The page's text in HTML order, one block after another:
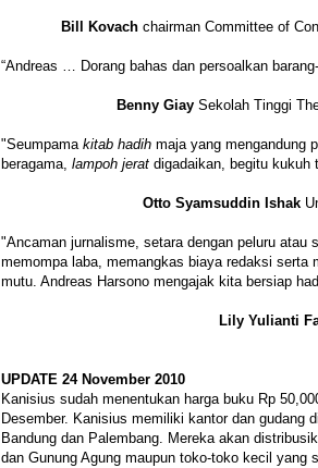
Bill Kovach chairman Committee of
“Andreas … Dorang bahas dan persoalkan
Benny Giay Sekolah Tinggi
"Seumpama kitab hadih maja yang mengandung
beragama, lampoh jerat digadaikan, begitu kukuh
Otto Syamsuddin Ishak
"Ancaman jurnalisme, setara dengan peluru atau
memompa laba, memangkas biaya redaksi serta
mutu. Andreas Harsono mengajak kita bersiap
Lily Yulianti
UPDATE 24 November 2010
Kanisius sudah menentukan harga buku Rp
Desember. Kanisius memiliki kantor dan gudang
Bandung dan Palembang. Mereka akan
dan Gunung Agung maupun toko-toko kecil yang